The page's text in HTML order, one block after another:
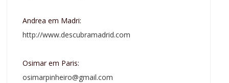
Andrea em Madri:
http://www.descubramadrid.com
Osimar em Paris:
osimarpinheiro@gmail.com